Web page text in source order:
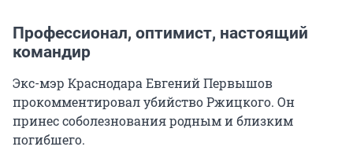
Профессионал, оптимист, настоящий
командир
Экс-мэр Краснодара Евгений Первышов
прокомментировал убийство Ржицкого. Он
принес соболезнования родным и близким
погибшего.